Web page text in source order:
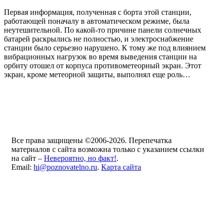
Первая информация, полученная с борта этой станции,
работающей поначалу в автоматическом режиме, была
неутешительной. По какой-то причине панели солнечных
батарей раскрылись не полностью, и электроснабжение
станции было серьезно нарушено. К тому же под влиянием
вибрационных нагрузок во время выведения станции на
орбиту отошел от корпуса противометеорный экран. Этот
экран, кроме метеорной защиты, выполнял еще роль…
Все права защищены ©2006-2026. Перепечатка
материалов с сайта возможна только с указанием ссылки
на сайт – Невероятно, но факт!.
Email: hi@poznovatelno.ru. Карта сайта